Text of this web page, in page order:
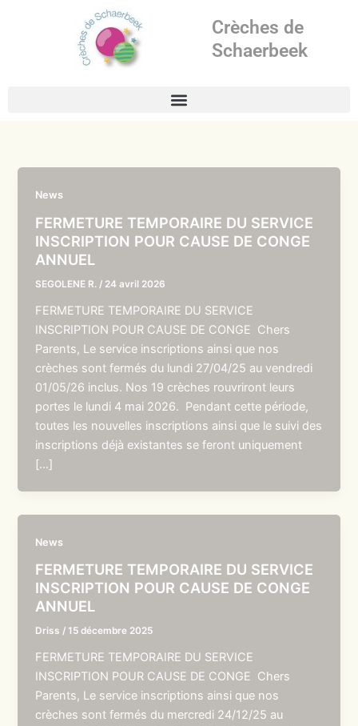
Crèches de
Schaerbeek
News
FERMETURE TEMPORAIRE DU SERVICE
INSCRIPTION POUR CAUSE DE CONGE
ANNUEL
SEGOLENE R. / 24 avril 2026
FERMETURE TEMPORAIRE DU SERVICE
INSCRIPTION POUR CAUSE DE CONGE Chers
Parents, Le service inscriptions ainsi que nos
crèches sont fermés du lundi 27/04/25 au vendredi
01/05/26 inclus. Nos 19 crèches rouvriront leurs
portes le lundi 4 mai 2026. Pendant cette période,
toutes les nouvelles inscriptions ainsi que le suivi des
inscriptions déjà existantes se feront uniquement
[…]
News
FERMETURE TEMPORAIRE DU SERVICE
INSCRIPTION POUR CAUSE DE CONGE
ANNUEL
Driss /15 décembre 2025
FERMETURE TEMPORAIRE DU SERVICE
INSCRIPTION POUR CAUSE DE CONGE Chers
Parents, Le service inscriptions ainsi que nos
crèches sont fermés du mercredi 24/12/25 au